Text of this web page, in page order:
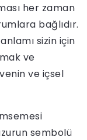
her zaman
bağlıdır.
sizin için
ve
ve içsel
sembolü